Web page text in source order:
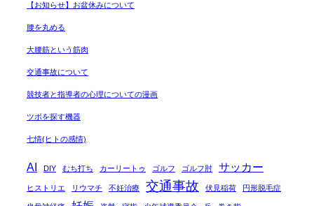
【お知らせ】お盆休みについて
腰を丸める
大腰筋という筋肉
交通事故について
競技者と指導者の心理についての漫画
ツボを探す機器
七情(ヒトの感情)
AI DIY むち打ち カーリートゥ ゴルフ ゴルフ肘 サッカー
ヒストリエ リウマチ 不妊治療 交通事故 伏見稲荷 円形脱毛症